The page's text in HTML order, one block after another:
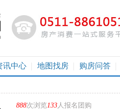
讯中心 地图找房 购房问答
888次浏览133人报名团购